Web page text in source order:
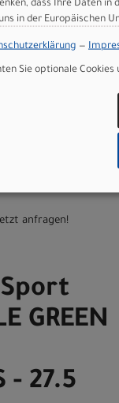
GREEN
- 26
anfragen!
GREEN
- 27.5
dass Ihre Daten in
in der Europäischen
—
Sie optionale